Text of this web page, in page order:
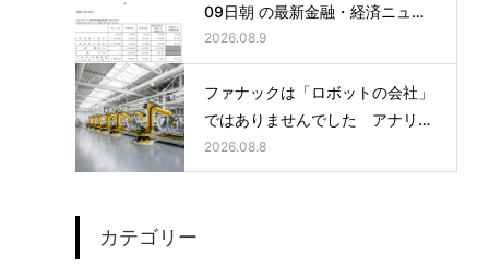
09日朝 の最新金融・経済ニュー
ス
2026.08.9
ファナックは「ロボットの会社」
ではありませんでした アナリス
トレポートが書かない、営業利益
率23%の正体
2026.08.8
カテゴリー